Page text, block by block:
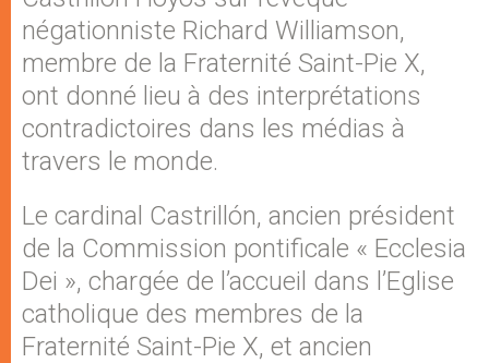
négationniste Richard Williamson,
membre de la Fraternité Saint-Pie X,
ont donné lieu à des interprétations
contradictoires dans les médias à
travers le monde.
Le cardinal Castrillón, ancien président
de la Commission pontificale « Ecclesia
Dei », chargée de l’accueil dans l’Eglise
catholique des membres de la
Fraternité Saint-Pie X, et ancien